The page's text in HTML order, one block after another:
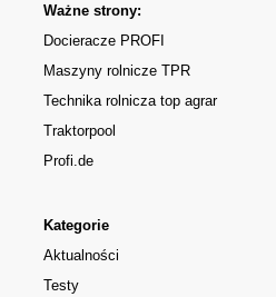
Kategorie
Aktualności
Testy
Ważne strony:
Docieracze PROFI
Maszyny rolnicze TPR
Technika rolnicza top agrar
Traktorpool
Profi.de